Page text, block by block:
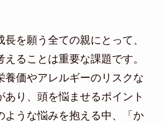
を願う全ての親にとって、
ることは重要な課題です。
養価やアレルギーのリスクな
あり、頭を悩ませるポイント
ような悩みを抱える中、「か